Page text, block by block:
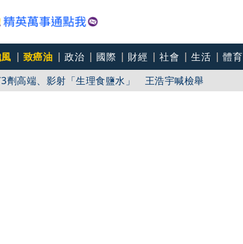
致癌油 政治 國際 財經 社會 生活 體育
劑高端、影射「生理食鹽水」 王浩宇喊檢舉
陸中國浙江 強度持續減弱